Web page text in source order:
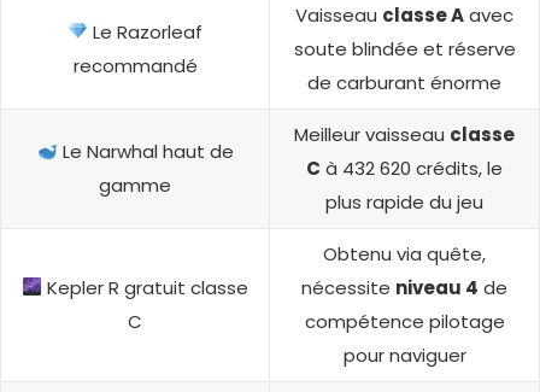
Le Razorleaf
recommandé
Vaisseau classe Aavec
soute blindée et réserve
de carburant énorme
Le Narwhal haut de
gamme
Meilleur vaisseau classe
C à 432 620 crédits, le
plus rapide du jeu
Kepler R gratuit classe
C
Obtenu via quête,
nécessite niveau 4 de
compétence pilotage
pour naviguer